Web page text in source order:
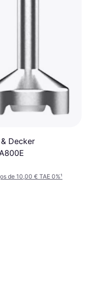
Decker
de 10,00 € TAE 0%¹